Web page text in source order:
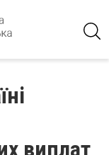
виплат